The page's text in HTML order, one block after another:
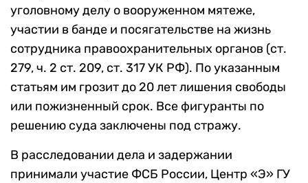
уголовному делу о вооруженном мятеже,
участии в банде и посягательстве на жизнь
сотрудника правоохранительных органов (ст.
279, ч. 2 ст. 209, ст. 317 УК РФ). По указанным
статьям им грозит до 20 лет лишения свободы
или пожизненный срок. Все фигуранты по
решению суда заключены под стражу.
В расследовании дела и задержании
принимали участие ФСБ России, Центр «Э» ГУ